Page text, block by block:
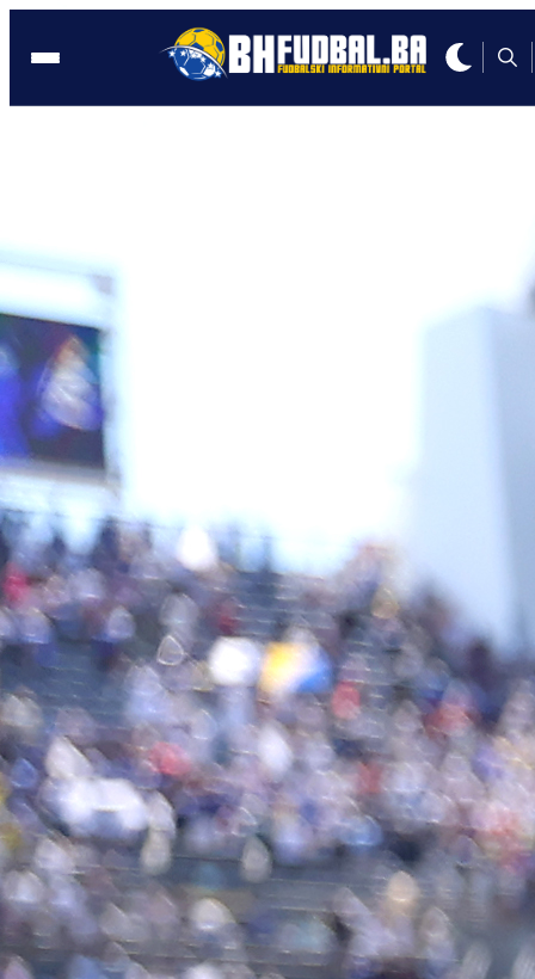
Švedska
00:01, 12.12.2024
EVO ISTINE: Ibrahimović OTKRIO
nije obukao dres BiH!
Autor:
BHFudbal.ba
00:01, 12.12.2024